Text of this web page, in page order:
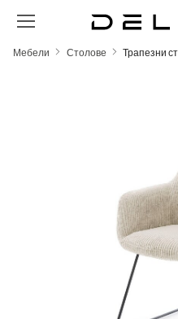
Преминете към основното
Мебели Столове Трапезни